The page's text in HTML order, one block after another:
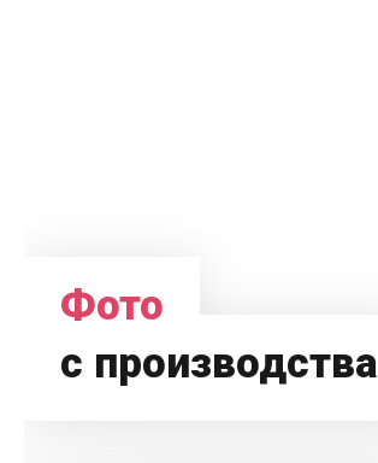
Фото
с производства